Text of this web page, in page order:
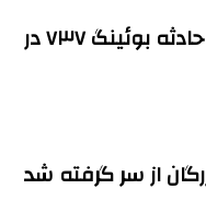
گزارش سازمان هواپیمایی درباره حادثه بوئینگ ۷۳۷ در
از سر گرفته شد